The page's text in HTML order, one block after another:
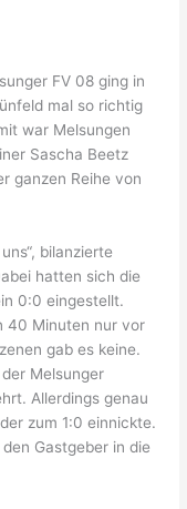
FV 08 ging in
mal so richtig
war Melsungen
Sascha Beetz
ganzen Reihe von
bilanzierte
hatten sich die
0:0 eingestellt.
40 Minuten nur vor
gab es keine.
Melsunger
Allerdings genau
zum 1:0 einnickte.
Gastgeber in die